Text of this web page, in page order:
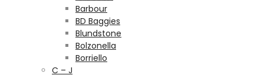
Barbour
BD Baggies
Blundstone
Bolzonella
Borriello
C – J